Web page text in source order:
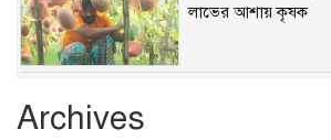
লাভের আশায় কৃষক
Archives